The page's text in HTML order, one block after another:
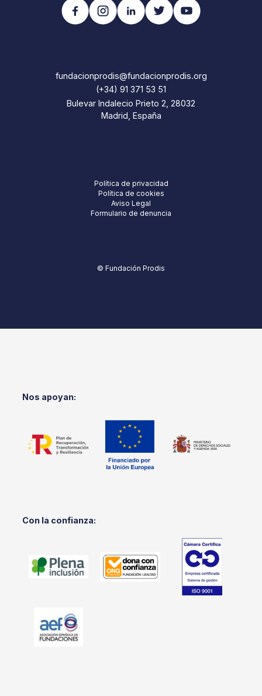
fundacionprodis@fundacionprodis.org
(+34) 91 371 53 51
Bulevar Indalecio Prieto 2, 28032
Madrid, España
Política de privacidad
Política de cookies
Aviso Legal
Formulario de denuncia
© Fundación Prodis
Nos apoyan:
Con la confianza: